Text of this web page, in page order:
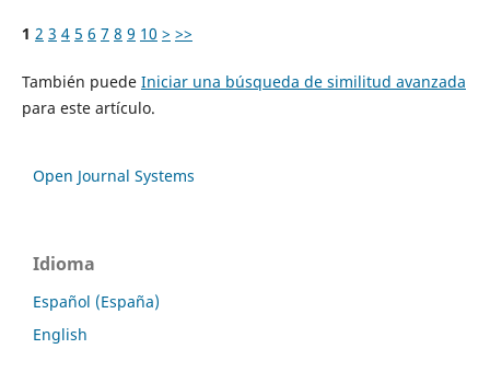
1 2 3 4 5 6 7 8 9 10 > >>
También puede Iniciar una búsqueda de similitud avanzada
para este artículo.
Open Journal Systems
Idioma
Español (España)
English